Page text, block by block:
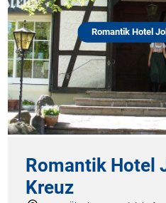
Romantik Hotel
Romantik Hotel
Kreuz